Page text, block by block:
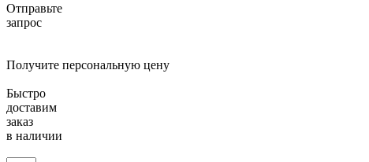
Отправьте
запрос
Получите персональную цену
Быстро
доставим
заказ
в наличии